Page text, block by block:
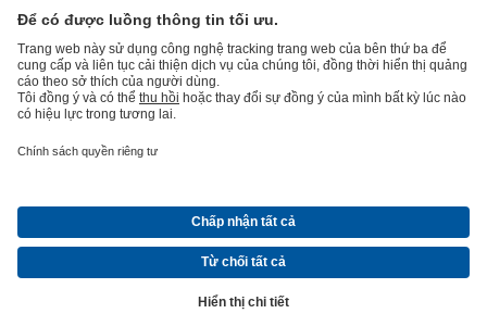
Danh mục sản phẩmPhụ tùng thay thế
Công nghệ xây dựngCông nghệ năng lượng
Công tyTin tức và sự kiệnBáo chíNghề nghiệpMạng xã hội
Từ chối trách nhiệm Ấn hiệu